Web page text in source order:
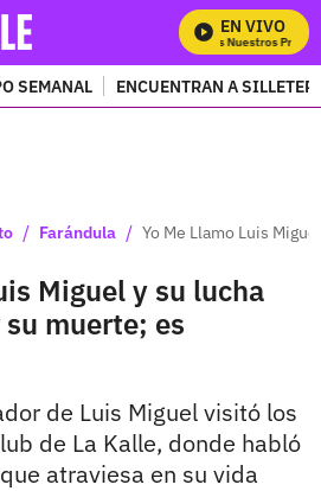
EN VIVO
Mira Todos Nuestros
SEMANAL ENCUENTRAN A
/ Farándula / Yo Me Llamo Luis
Miguel y su lucha
muerte; es
de Luis Miguel visitó los
de La Kalle, donde habló
atraviesa en su vida